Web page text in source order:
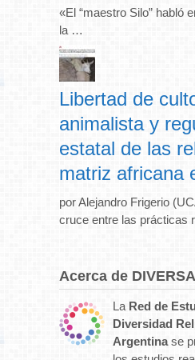
«El “maestro Silo” habló
la …
Libertad de
animalista y
estatal de las
matriz africana
por Alejandro Frigerio
cruce entre las prácticas
Acerca de DIVERSA
La Red de
Diversidad
Argentinase